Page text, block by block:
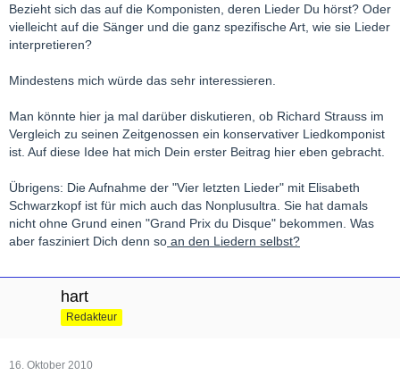
Bezieht sich das auf die Komponisten, deren Lieder Du hörst? Oder
vielleicht auf die Sänger und die ganz spezifische Art, wie sie Lieder
interpretieren?
Mindestens mich würde das sehr interessieren.
Man könnte hier ja mal darüber diskutieren, ob Richard Strauss im
Vergleich zu seinen Zeitgenossen ein konservativer Liedkomponist
ist. Auf diese Idee hat mich Dein erster Beitrag hier eben gebracht.
Übrigens: Die Aufnahme der "Vier letzten Lieder" mit Elisabeth
Schwarzkopf ist für mich auch das Nonplusultra. Sie hat damals
nicht ohne Grund einen "Grand Prix du Disque" bekommen. Was
aber fasziniert Dich denn so an den Liedern selbst?
hart
Redakteur
16. Oktober 2010